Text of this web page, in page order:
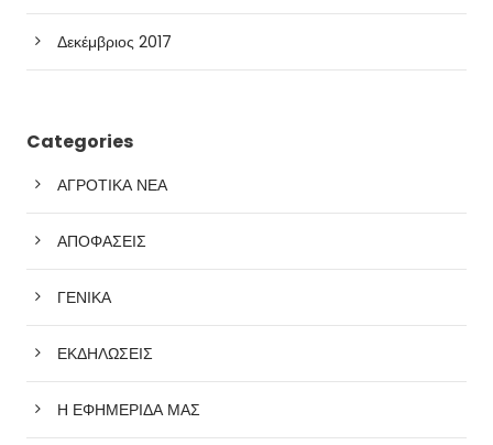
Δεκέμβριος 2017
Categories
ΑΓΡΟΤΙΚΑ ΝΕΑ
ΑΠΟΦΑΣΕΙΣ
ΓΕΝΙΚΑ
ΕΚΔΗΛΩΣΕΙΣ
Η ΕΦΗΜΕΡΙΔΑ ΜΑΣ